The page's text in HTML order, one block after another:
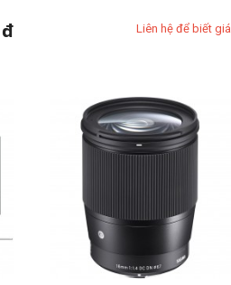
đ Liên hệ để biết giá